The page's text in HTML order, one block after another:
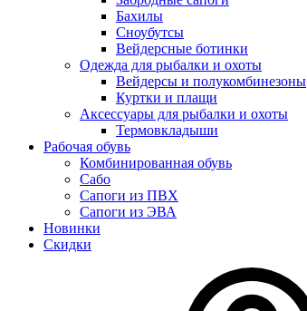
Бахилы
Сноубутсы
Вейдерсные ботинки
Одежда для рыбалки и охоты
Вейдерсы и полукомбинезоны
Куртки и плащи
Аксессуары для рыбалки и охоты
Термовкладыши
Рабочая обувь
Комбинированная обувь
Сабо
Сапоги из ПВХ
Сапоги из ЭВА
Новинки
Скидки